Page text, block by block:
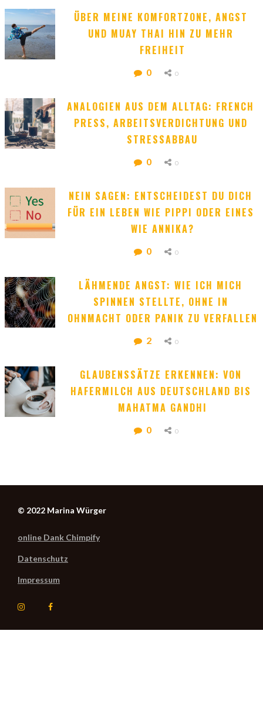
ÜBER MEINE KOMFORTZONE, ANGST
UND MUAY THAI HIN ZU MEHR
FREIHEIT
0 0
ANALOGIEN AUS DEM ALLTAG: FRENCH
PRESS, ARBEITSVERDICHTUNG UND
STRESSABBAU
0 0
NEIN SAGEN: ENTSCHEIDEST DU DICH
FÜR EIN LEBEN WIE PIPPI ODER EINES
WIE ANNIKA?
0 0
LÄHMENDE ANGST: WIE ICH MICH
SPINNEN STELLTE, OHNE IN
OHNMACHT ODER PANIK ZU VERFALLEN
2 0
GLAUBENSSÄTZE ERKENNEN: VON
HAFERMILCH AUS DEUTSCHLAND BIS
MAHATMA GANDHI
0 0
© 2022 Marina Würger
online Dank Chimpify
Datenschutz
Impressum